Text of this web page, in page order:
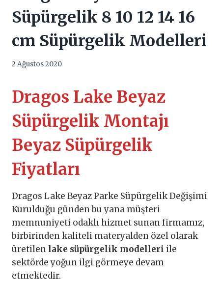
Süpürgelik 8 10 12 14 16
cm Süpürgelik Modelleri
2 Ağustos 2020
Dragos Lake Beyaz
Süpürgelik Montajı
Beyaz Süpürgelik
Fiyatları
Dragos Lake Beyaz Parke Süpürgelik Değişimi
Kurulduğu günden bu yana müşteri
memnuniyeti odaklı hizmet sunan firmamız,
birbirinden kaliteli materyalden özel olarak
üretilen lake süpürgelik modelleri ile
sektörde yoğun ilgi görmeye devam
etmektedir.